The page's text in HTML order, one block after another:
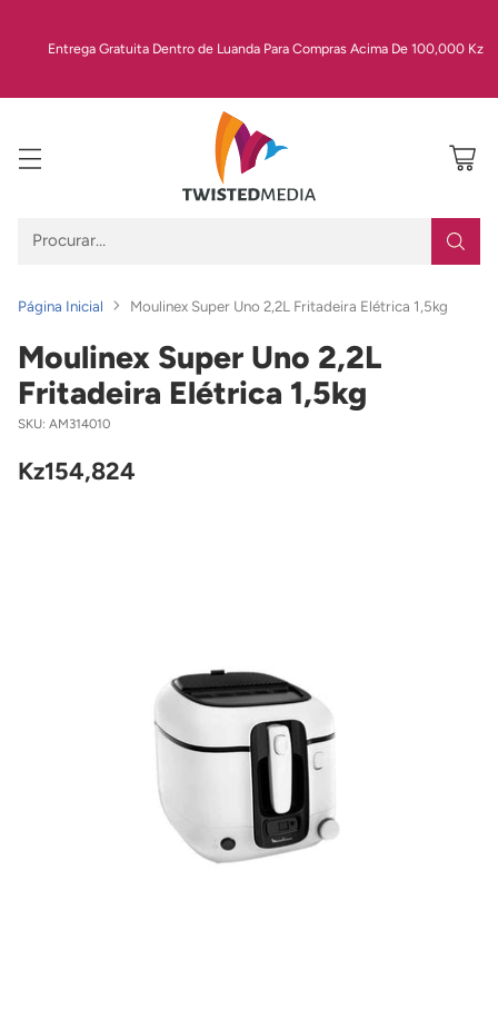
Entrega Gratuita Dentro de Luanda Para Compras Acima De 100,000 Kz
Procurar…
Página Inicial Moulinex Super Uno 2,2L Fritadeira Elétrica 1,5kg
Moulinex Super Uno 2,2L
Fritadeira Elétrica 1,5kg
SKU: AM314010
Preço
Kz154,824